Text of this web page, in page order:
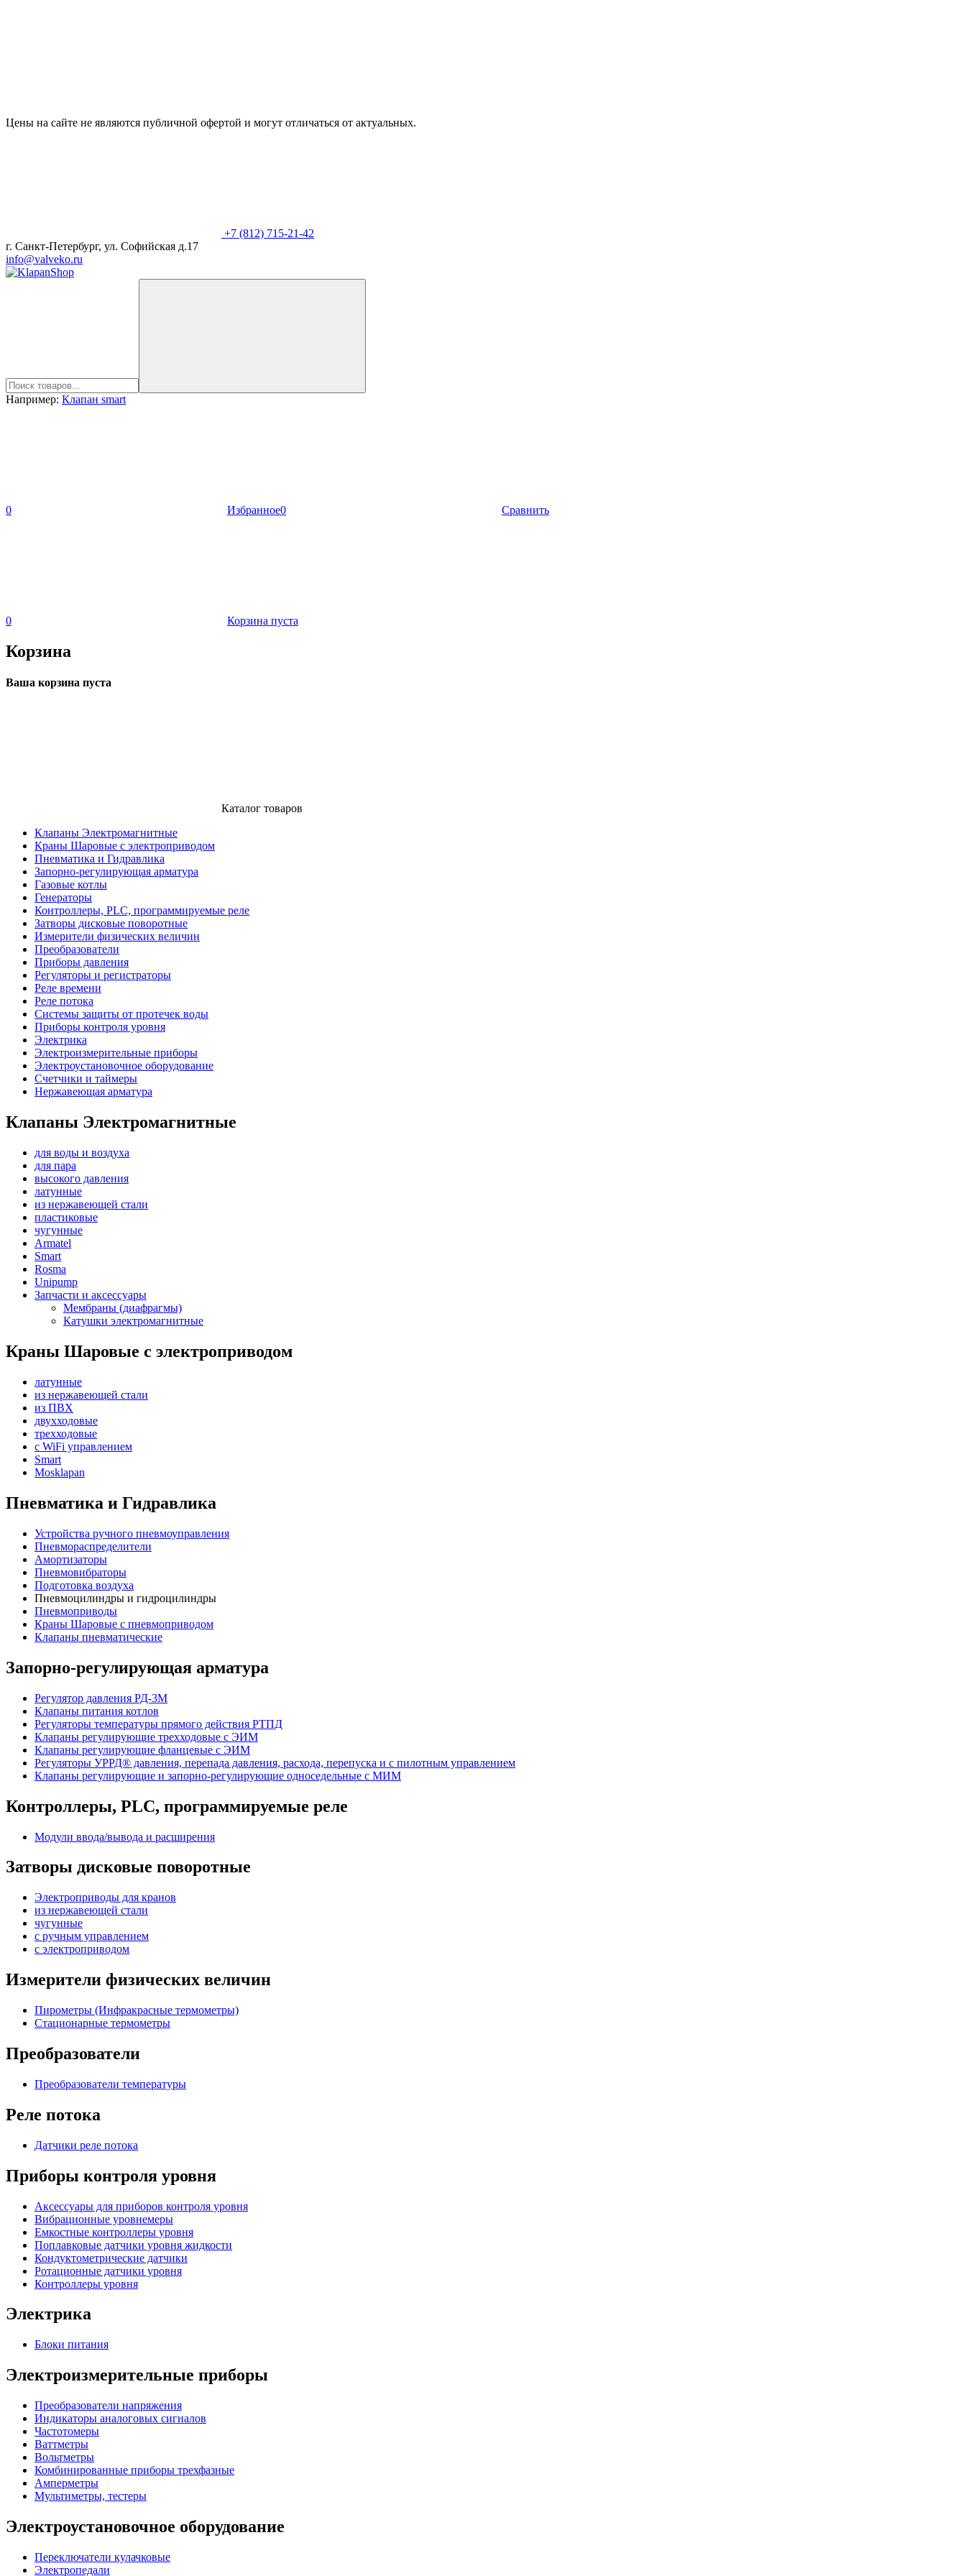
Цены на сайте не являются публичной офертой и могут отличаться от актуальных.
+7 (812) 715-21-42
г. Санкт-Петербург, ул. Софийская д.17
info@valveko.ru
Например: Клапан smart
0 Избранное0 Сравнить
0 Корзина пуста
Корзина
Ваша корзина пуста
Каталог товаров
Клапаны Электромагнитные
Краны Шаровые с электроприводом
Пневматика и Гидравлика
Запорно-регулирующая арматура
Газовые котлы
Генераторы
Контроллеры, PLС, программируемые реле
Затворы дисковые поворотные
Измерители физических величин
Преобразователи
Приборы давления
Регуляторы и регистраторы
Реле времени
Реле потока
Системы защиты от протечек воды
Приборы контроля уровня
Электрика
Электроизмерительные приборы
Электроустановочное оборудование
Счетчики и таймеры
Нержавеющая арматура
Клапаны Электромагнитные
для воды и воздуха
для пара
высокого давления
латунные
из нержавеющей стали
пластиковые
чугунные
Armatel
Smart
Rosma
Unipump
Запчасти и аксессуары
Мембраны (диафрагмы)
Катушки электромагнитные
Краны Шаровые с электроприводом
латунные
из нержавеющей стали
из ПВХ
двухходовые
трехходовые
с WiFi управлением
Smart
Mosklapan
Пневматика и Гидравлика
Устройства ручного пневмоуправления
Пневмораспределители
Амортизаторы
Пневмовибраторы
Подготовка воздуха
Пневмоцилиндры и гидроцилиндры
Пневмоприводы
Краны Шаровые с пневмоприводом
Клапаны пневматические
Запорно-регулирующая арматура
Регулятор давления РД-3М
Клапаны питания котлов
Регуляторы температуры прямого действия РТПД
Клапаны регулирующие трехходовые с ЭИМ
Клапаны регулирующие фланцевые с ЭИМ
Регуляторы УРРД® давления, перепада давления, расхода, перепуска и с пилотным управлением
Клапаны регулирующие и запорно-регулирующие односедельные с МИМ
Контроллеры, PLС, программируемые реле
Модули ввода/вывода и расширения
Затворы дисковые поворотные
Электроприводы для кранов
из нержавеющей стали
чугунные
с ручным управлением
c электроприводом
Измерители физических величин
Пирометры (Инфракрасные термометры)
Стационарные термометры
Преобразователи
Преобразователи температуры
Реле потока
Датчики реле потока
Приборы контроля уровня
Аксессуары для приборов контроля уровня
Вибрационные уровнемеры
Емкостные контроллеры уровня
Поплавковые датчики уровня жидкости
Кондуктометрические датчики
Ротационные датчики уровня
Контроллеры уровня
Электрика
Блоки питания
Электроизмерительные приборы
Преобразователи напряжения
Индикаторы аналоговых сигналов
Частотомеры
Ваттметры
Вольтметры
Комбинированные приборы трехфазные
Амперметры
Мультиметры, тестеры
Электроустановочное оборудование
Переключатели кулачковые
Электропедали